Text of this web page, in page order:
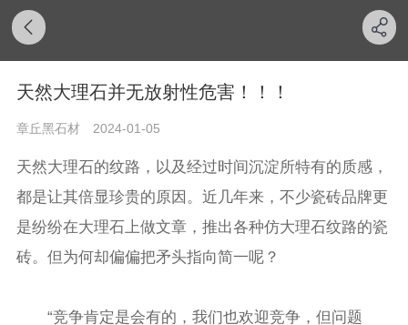
天然大理石并无放射性危害！！！
章丘黑石材 2024-01-05
天然大理石的纹路，以及经过时间沉淀所特有的质感，
都是让其倍显珍贵的原因。近几年来，不少瓷砖品牌更
是纷纷在大理石上做文章，推出各种仿大理石纹路的瓷
砖。但为何却偏偏把矛头指向简一呢？
“竞争肯定是会有的，我们也欢迎竞争，但问题